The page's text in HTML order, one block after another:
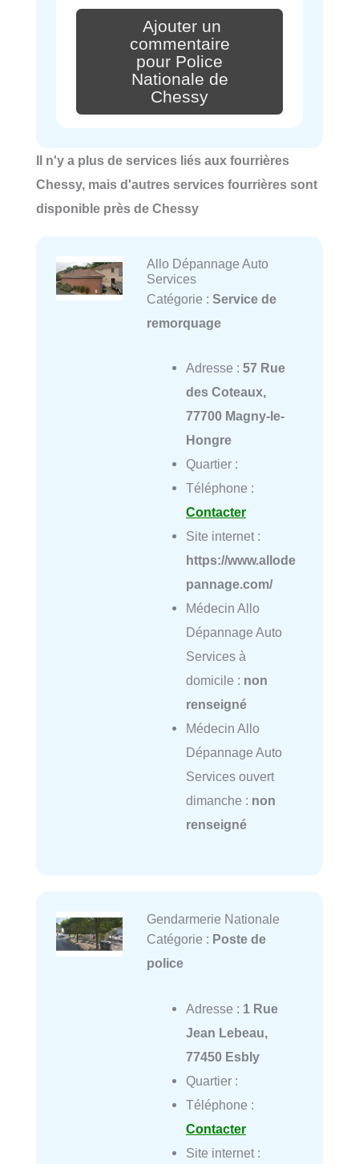
Ajouter un
commentaire
pour Police
Nationale de
Chessy
Il n'y a plus de services liés aux fourrières
Chessy, mais d'autres services fourrières sont
disponible près de Chessy
Allo Dépannage Auto
Services
Catégorie : Service de
remorquage
Adresse : 57 Rue
des Coteaux,
77700 Magny-le-
Hongre
Quartier :
Téléphone :
Contacter
Site internet :
https://www.allode
pannage.com/
Médecin Allo
Dépannage Auto
Services à
domicile : non
renseigné
Médecin Allo
Dépannage Auto
Services ouvert
dimanche : non
renseigné
Gendarmerie Nationale
Catégorie : Poste de
police
Adresse : 1 Rue
Jean Lebeau,
77450 Esbly
Quartier :
Téléphone :
Contacter
Site internet :